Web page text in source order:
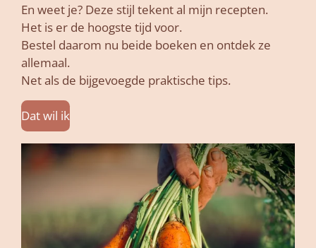
En weet je? Deze stijl tekent al mijn recepten.
Het is er de hoogste tijd voor.
Bestel daarom nu beide boeken en ontdek ze
allemaal.
Net als de bijgevoegde praktische tips.
Dat wil ik